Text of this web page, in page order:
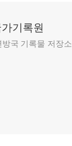
기록원
국 기록물 저장소